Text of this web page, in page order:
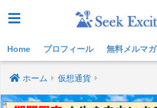
Home プロフィール 無料メルマガ
ホーム 仮想通貨